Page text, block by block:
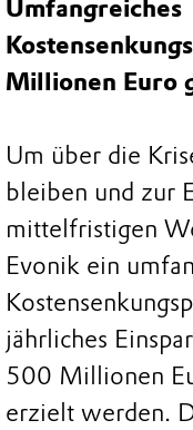
Umfangreiches
Millionen Euro
Um über die
bleiben und zur
mittelfristigen
Evonik ein
jährliches
500 Millionen
erzielt werden.